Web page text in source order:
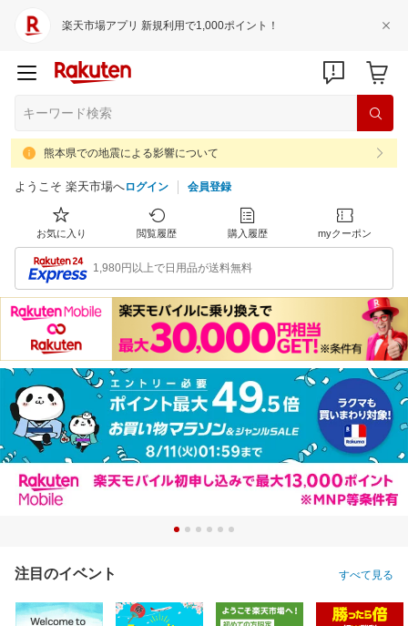
楽天市場アプリ 新規利用で1,000ポイント！
熊本県での地震による影響について
ようこそ 楽天市場へログイン 会員登録
お気に入り 閲覧履歴 購入履歴 myクーポン
1,980円以上で日用品が送料無料
注目のイベント すべて見る